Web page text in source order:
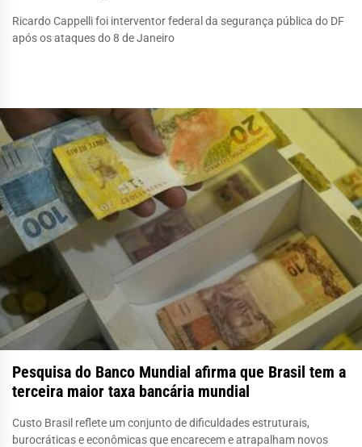
Ricardo Cappelli foi interventor federal da segurança pública do DF
após os ataques do 8 de Janeiro
Pesquisa do Banco Mundial afirma que Brasil tem a
terceira maior taxa bancária mundial
Custo Brasil reflete um conjunto de dificuldades estruturais,
burocráticas e econômicas que encarecem e atrapalham novos